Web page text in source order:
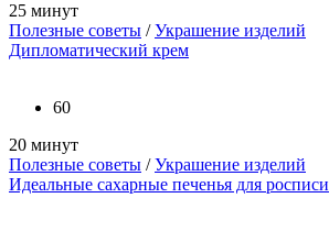
25 минут
Полезные советы /Украшение изделий
Дипломатический крем
60
20 минут
Полезные советы /Украшение изделий
Идеальные сахарные печенья для росписи